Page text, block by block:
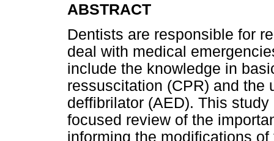
ABSTRACT
Dentists are responsible for
deal with medical
include the knowledge in
ressuscitation (CPR) and the
deffibrilator (AED). This
focused review of the
informing the modifications